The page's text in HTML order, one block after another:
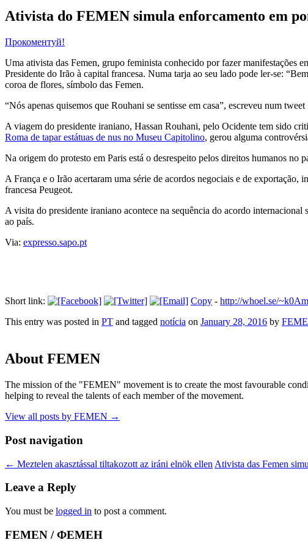
Ativista do FEMEN simula enforcamento em
Прокоментуй!
Uma ativista das Femen, grupo feminista conhecido por fazer manifestações
Presidente do Irão à capital francesa. Numa tarja ao seu lado pode ler-se:
coroa de flores, símbolo das Femen.
“Nós apenas quisemos que Rouhani se sentisse em casa”, escreveu num
A viagem do presidente iraniano, Hassan Rouhani, pelo Ocidente tem sido
Roma de tapar estátuas de nus no Museu Capitolino, gerou alguma
Na origem do protesto em Paris está o desrespeito pelos direitos humanos no
A França e o Irão acertaram uma série de acordos negociais e de
francesa Peugeot.
A visita do presidente iraniano acontece na sequência do acordo
ao país.
Via: expresso.sapo.pt
Short link: Copy - http://whoel.se/
This entry was posted in PT and tagged notícia on January 28, 2016 by
About FEMEN
The mission of the "FEMEN" movement is to create the most favourable
helping to reveal the talents of each member of the movement.
View all posts by FEMEN →
Post navigation
← Meztelen akasztással tiltakozott az iráni elnök ellen Ativista das Femen
Leave a Reply
You must be logged in to post a comment.
FEMEN / ФЕМЕН